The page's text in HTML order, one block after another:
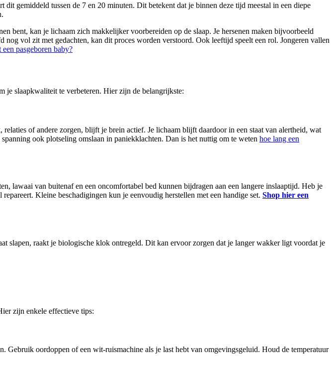
gemiddeld tussen de 7 en 20 minuten. Dit betekent dat je binnen deze tijd meestal in een diepe
bent, kan je lichaam zich makkelijker voorbereiden op de slaap. Je hersenen maken bijvoorbeeld
vol zit met gedachten, kan dit proces worden verstoord. Ook leeftijd speelt een rol. Jongeren vallen
een pasgeboren baby?
je slaapkwaliteit te verbeteren. Hier zijn de belangrijkste:
of andere zorgen, blijft je brein actief. Je lichaam blijft daardoor in een staat van alertheid, wat
ook plotseling omslaan in paniekklachten. Dan is het nuttig om te weten hoe lang een
lawaai van buitenaf en een oncomfortabel bed kunnen bijdragen aan een langere inslaaptijd. Heb je
Kleine beschadigingen kun je eenvoudig herstellen met een handige set. Shop hier een
slapen, raakt je biologische klok ontregeld. Dit kan ervoor zorgen dat je langer wakker ligt voordat je
zijn enkele effectieve tips:
oordoppen of een wit-ruismachine als je last hebt van omgevingsgeluid. Houd de temperatuur